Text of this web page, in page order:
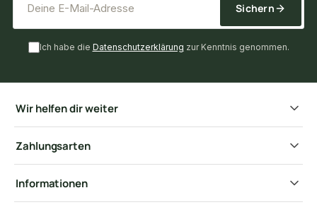
Sichern
Ich habe die Datenschutzerklärung zur Kenntnis genommen.
Wir helfen dir weiter
Zahlungsarten
Informationen